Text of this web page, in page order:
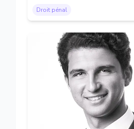
Droit pénal